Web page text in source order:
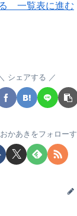
一覧表に進む
シェアする
かあきをフォロー